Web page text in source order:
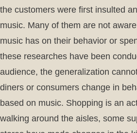
the customers were first insulted
music. Many of them are not
music has on their behavior or
these researches have been
audience, the generalization
diners or consumers change in
based on music. Shopping is an
walking around the aisles, some